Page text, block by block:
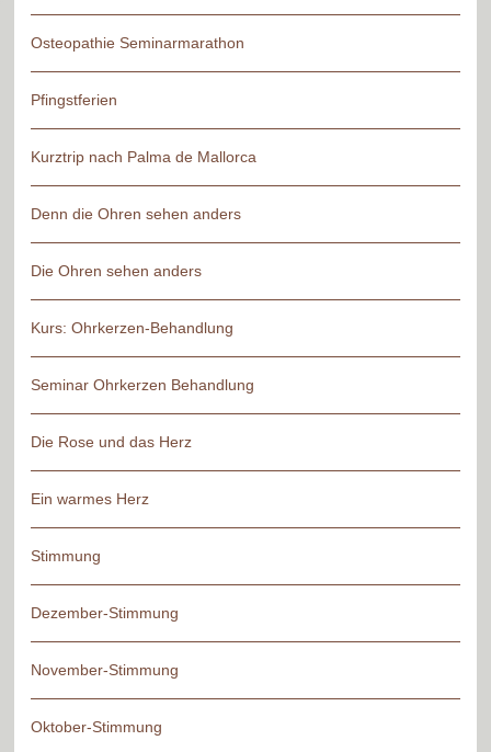
Osteopathie Seminarmarathon
Pfingstferien
Kurztrip nach Palma de Mallorca
Denn die Ohren sehen anders
Die Ohren sehen anders
Kurs: Ohrkerzen-Behandlung
Seminar Ohrkerzen Behandlung
Die Rose und das Herz
Ein warmes Herz
Stimmung
Dezember-Stimmung
November-Stimmung
Oktober-Stimmung